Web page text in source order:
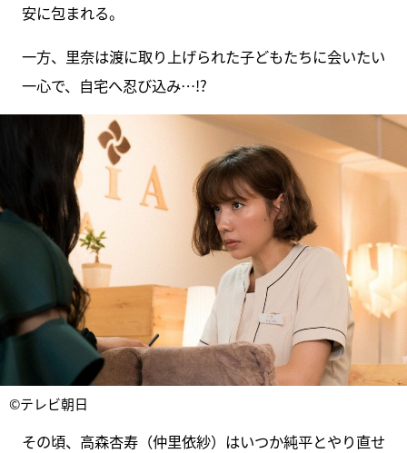
安に包まれる。
一方、里奈は渡に取り上げられた子どもたちに会いたい
一心で、自宅へ忍び込み…!?
©テレビ朝日
その頃、高森杏寿（仲里依紗）はいつか純平とやり直せ